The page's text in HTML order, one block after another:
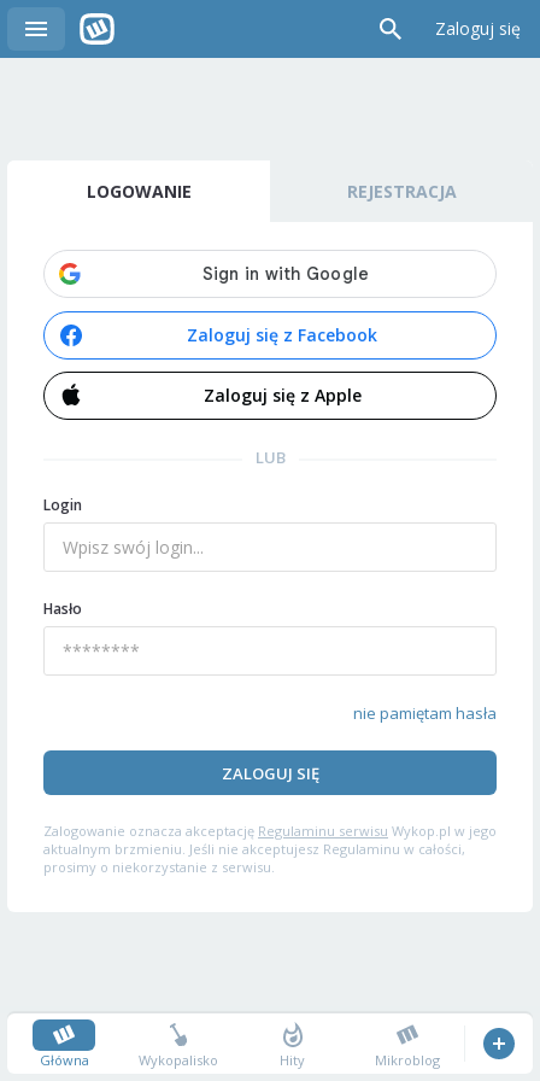
Zaloguj się
LOGOWANIE REJESTRACJA
Zaloguj się z Facebook
Zaloguj się z Apple
LUB
Login
Hasło
nie pamiętam hasła
ZALOGUJ SIĘ
Zalogowanie oznacza akceptację Regulaminu serwisu Wykop.pl w jego
aktualnym brzmieniu. Jeśli nie akceptujesz Regulaminu w całości,
prosimy o niekorzystanie z serwisu.
Główna Wykopalisko Hity Mikroblog